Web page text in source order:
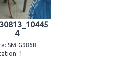
4
SM-G986B
1